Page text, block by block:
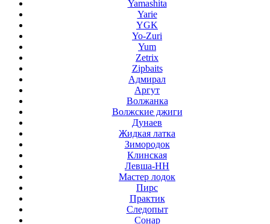
Yamashita
Yarie
YGK
Yo-Zuri
Yum
Zetrix
Zipbaits
Адмирал
Аргут
Волжанка
Волжские джиги
Дунаев
Жидкая латка
Зимородок
Клинская
Левша-НН
Мастер лодок
Пирс
Практик
Следопыт
Сонар